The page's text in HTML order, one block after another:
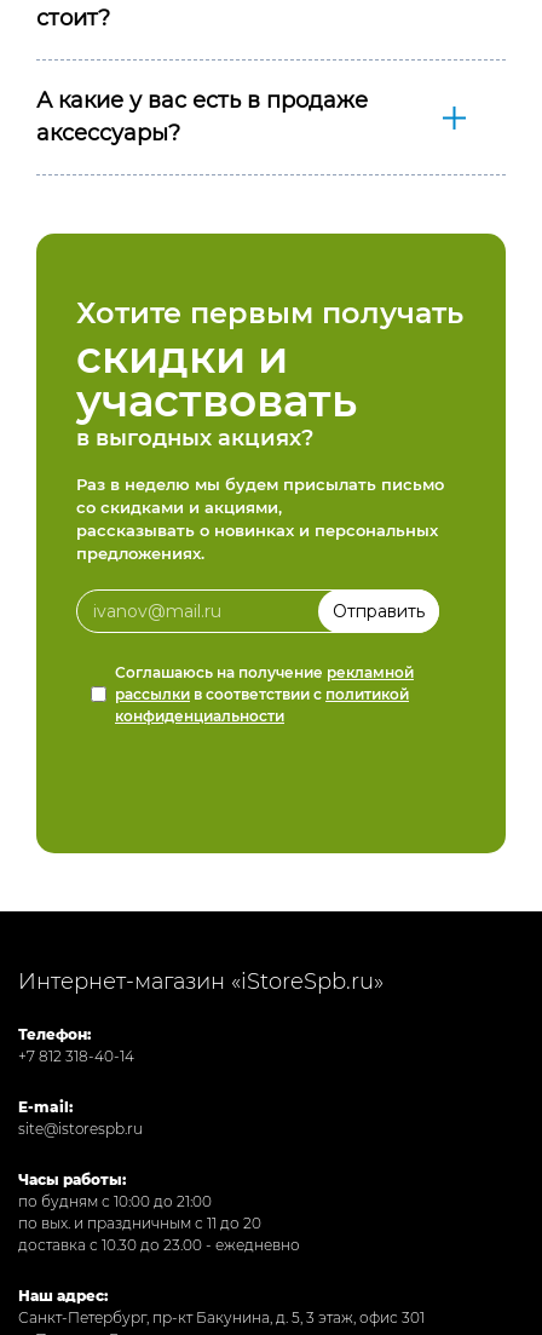
стоит?
А какие у вас есть в продаже
аксессуары?
Хотите первым получать
скидки и
участвовать
в выгодных акциях?
Раз в неделю мы будем присылать письмо
со скидками и акциями,
рассказывать о новинках и персональных
предложениях.
Соглашаюсь на получение рекламной
рассылки в соответствии с политикой
конфиденциальности
Интернет-магазин «iStoreSpb.ru»
Телефон:
+7 812 318-40-14
E-mail:
site@istorespb.ru
Часы работы:
по будням с 10:00 до 21:00
по вых. и праздничным с 11 до 20
доставка с 10.30 до 23.00 - ежедневно
Наш адрес:
Санкт-Петербург, пр-кт Бакунина, д. 5, 3 этаж, офис 301